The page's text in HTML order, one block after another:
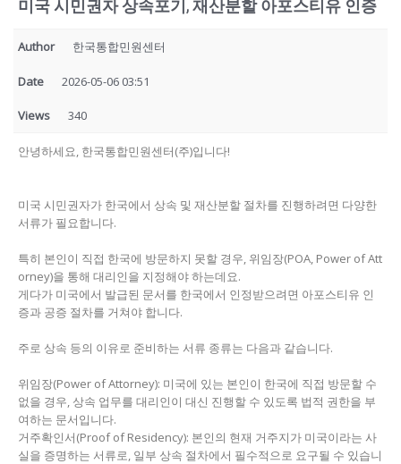
미국 시민권자 상속포기, 재산분할 아포스티유 인증
Author 한국통합민원센터
Date 2026-05-06 03:51
Views 340
안녕하세요, 한국통합민원센터(주)입니다!
미국 시민권자가 한국에서 상속 및 재산분할 절차를 진행하려면 다양한
서류가 필요합니다.
특히 본인이 직접 한국에 방문하지 못할 경우, 위임장(POA, Power of Att
orney)을 통해 대리인을 지정해야 하는데요.
게다가 미국에서 발급된 문서를 한국에서 인정받으려면 아포스티유 인
증과 공증 절차를 거쳐야 합니다.
주로 상속 등의 이유로 준비하는 서류 종류는 다음과 같습니다.
위임장(Power of Attorney): 미국에 있는 본인이 한국에 직접 방문할 수
없을 경우, 상속 업무를 대리인이 대신 진행할 수 있도록 법적 권한을 부
여하는 문서입니다.
거주확인서(Proof of Residency): 본인의 현재 거주지가 미국이라는 사
실을 증명하는 서류로, 일부 상속 절차에서 필수적으로 요구될 수 있습니